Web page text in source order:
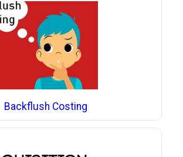
Backflush Costing